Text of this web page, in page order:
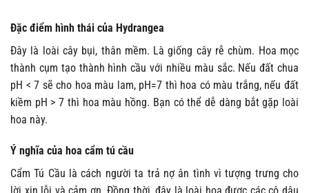
Đặc điểm hình thái của Hydrangea
Đây là loài cây bụi, thân mềm. Là giống cây rễ chùm. Hoa mọc
thành cụm tạo thành hình cầu với nhiều màu sắc. Nếu đất chua
pH < 7 sẽ cho hoa màu lam, pH=7 thì hoa có màu trắng, nếu đất
kiềm pH > 7 thì hoa màu hồng. Bạn có thể dễ dàng bắt gặp loài
hoa này.
Ý nghĩa của hoa cẩm tú cầu
Cẩm Tú Cầu là cách người ta trả nợ ân tình vì tượng trưng cho